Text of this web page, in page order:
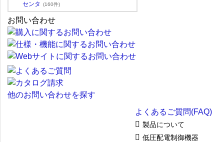
センタ
(160件)
お問い合わせ
他のお問い合わせを探す
よくあるご質問(FAQ)
製品について
低圧配電制御機器